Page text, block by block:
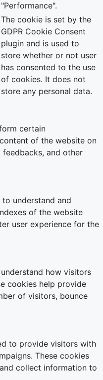
"Performance".
The cookie is set by the
GDPR Cookie Consent
plugin and is used to
store whether or not user
has consented to the use
of cookies. It does not
store any personal data.
certain
of the website on
and other
understand and
of the website
user experience for the
how visitors
cookies help provide
of visitors, bounce
to provide visitors with
These cookies
collect information to